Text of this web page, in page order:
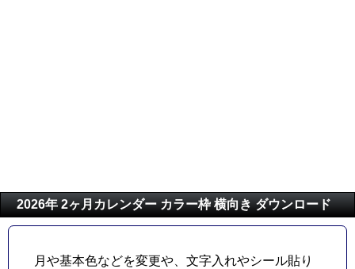
2026年 2ヶ月カレンダー カラー枠 横向き ダウンロード
月や基本色などを変更や、文字入れやシール貼り